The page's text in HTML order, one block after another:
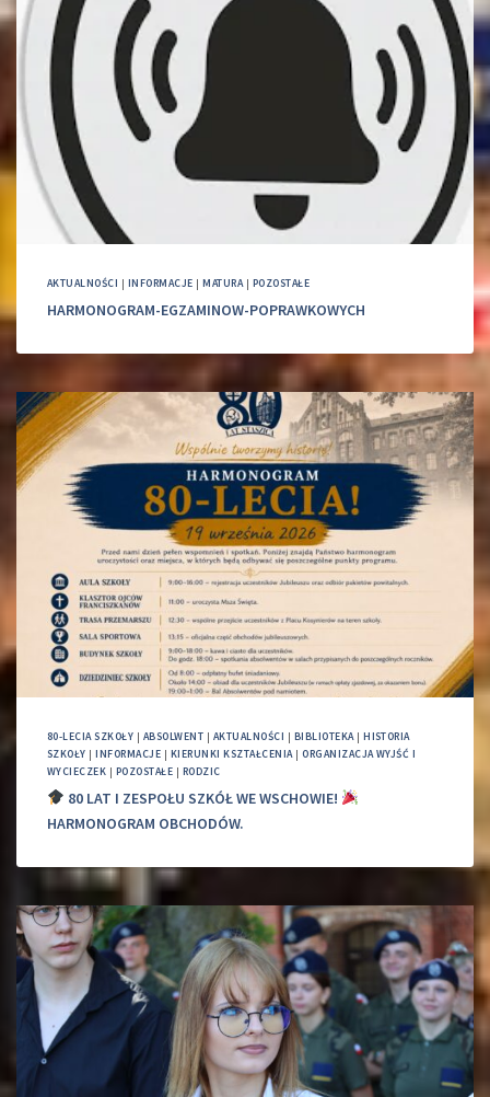
AKTUALNOŚCI | INFORMACJE |MATURA| POZOSTAŁE
HARMONOGRAM-EGZAMINOW-POPRAWKOWYCH
80-LECIA SZKOŁY | ABSOLWENT | AKTUALNOŚCI | BIBLIOTEKA|HISTORIA
SZKOŁY |INFORMACJE | KIERUNKI KSZTAŁCENIA|ORGANIZACJA WYJŚĆ I
WYCIECZEK | POZOSTAŁE | RODZIC
80 LAT I ZESPOŁU SZKÓŁ WE WSCHOWIE!
HARMONOGRAM OBCHODÓW.